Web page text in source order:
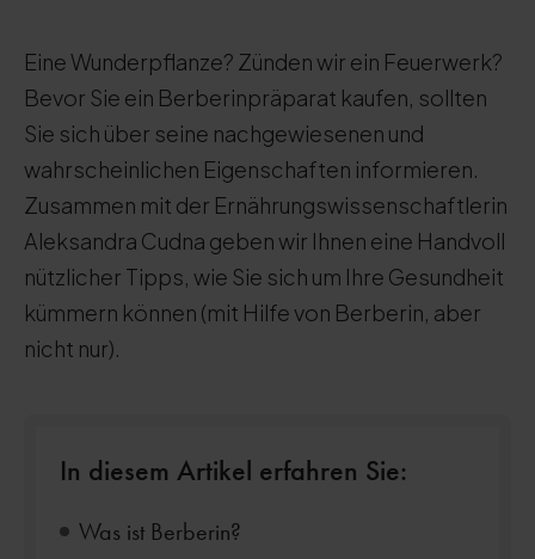
Eine Wunderpflanze? Zünden wir ein Feuerwerk?
Bevor Sie ein Berberinpräparat kaufen, sollten
Sie sich über seine nachgewiesenen und
wahrscheinlichen Eigenschaften informieren.
Zusammen mit der Ernährungswissenschaftlerin
Aleksandra Cudna geben wir Ihnen eine Handvoll
nützlicher Tipps, wie Sie sich um Ihre Gesundheit
kümmern können (mit Hilfe von Berberin, aber
nicht nur).
In diesem Artikel erfahren Sie:
Was ist Berberin?